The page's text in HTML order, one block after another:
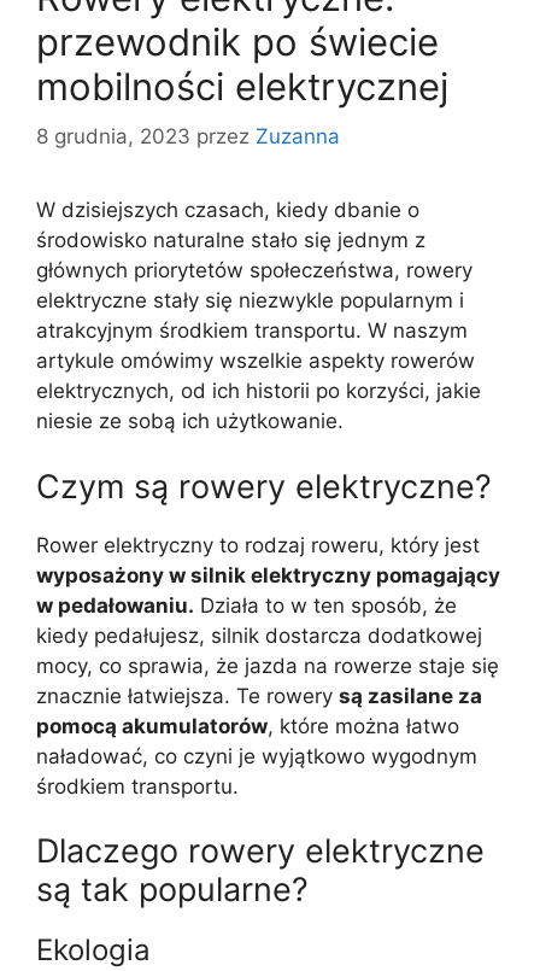
przewodnik po świecie
mobilności elektrycznej
8 grudnia, 2023 przez Zuzanna
W dzisiejszych czasach, kiedy dbanie o
środowisko naturalne stało się jednym z
głównych priorytetów społeczeństwa, rowery
elektryczne stały się niezwykle popularnym i
atrakcyjnym środkiem transportu. W naszym
artykule omówimy wszelkie aspekty rowerów
elektrycznych, od ich historii po korzyści, jakie
niesie ze sobą ich użytkowanie.
Czym są rowery elektryczne?
Rower elektryczny to rodzaj roweru, który jest
wyposażony w silnik elektryczny pomagający
w pedałowaniu. Działa to w ten sposób, że
kiedy pedałujesz, silnik dostarcza dodatkowej
mocy, co sprawia, że jazda na rowerze staje się
znacznie łatwiejsza. Te rowery są zasilane za
pomocą akumulatorów, które można łatwo
naładować, co czyni je wyjątkowo wygodnym
środkiem transportu.
Dlaczego rowery elektryczne
są tak popularne?
Ekologia